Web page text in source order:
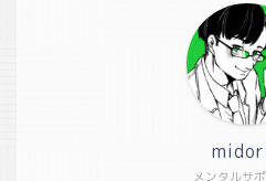
メンタルサ